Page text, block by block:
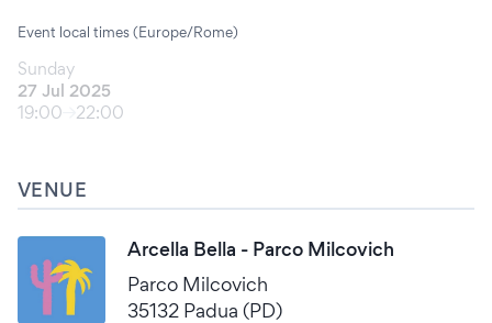
Event local times (Europe/Rome)
Sunday
27 Jul 2025
19:00
22:00
VENUE
Arcella Bella - Parco Milcovich
Parco Milcovich
35132 Padua (PD)